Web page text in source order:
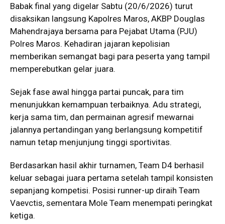
Babak final yang digelar Sabtu (20/6/2026) turut
disaksikan langsung Kapolres Maros, AKBP Douglas
Mahendrajaya bersama para Pejabat Utama (PJU)
Polres Maros. Kehadiran jajaran kepolisian
memberikan semangat bagi para peserta yang tampil
memperebutkan gelar juara.
Sejak fase awal hingga partai puncak, para tim
menunjukkan kemampuan terbaiknya. Adu strategi,
kerja sama tim, dan permainan agresif mewarnai
jalannya pertandingan yang berlangsung kompetitif
namun tetap menjunjung tinggi sportivitas.
Berdasarkan hasil akhir turnamen, Team D4 berhasil
keluar sebagai juara pertama setelah tampil konsisten
sepanjang kompetisi. Posisi runner-up diraih Team
Vaevctis, sementara Mole Team menempati peringkat
ketiga.